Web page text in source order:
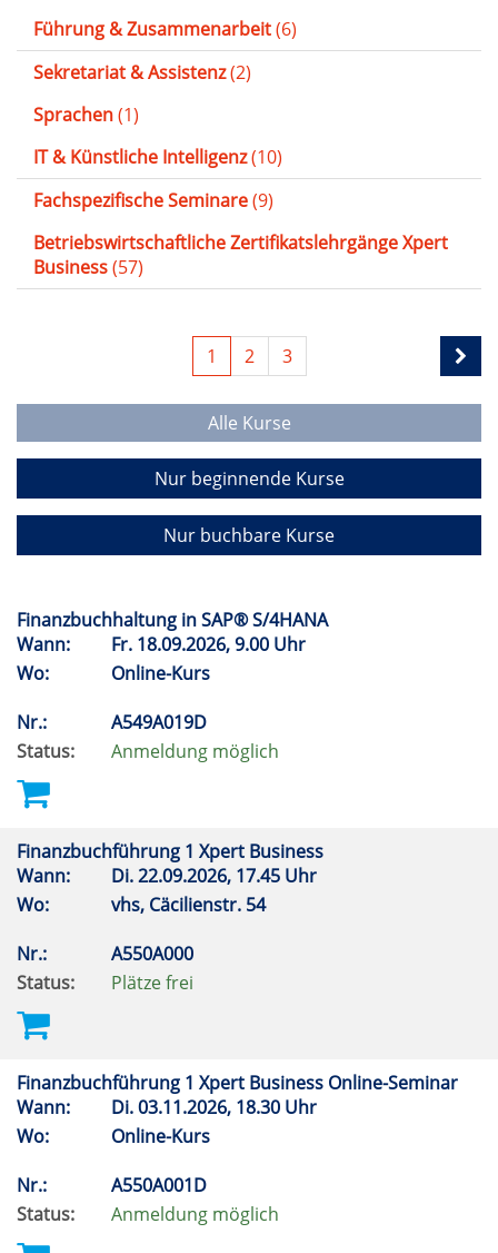
Führung & Zusammenarbeit(6)
Sekretariat & Assistenz(2)
Sprachen(1)
IT & Künstliche Intelligenz(10)
Fachspezifische Seminare(9)
Betriebswirtschaftliche Zertifikatslehrgänge Xpert
Business(57)
1 2 3
Alle Kurse
Nur beginnende Kurse
Nur buchbare Kurse
Finanzbuchhaltung in SAP® S/4HANA
Wann:
Fr. 18.09.2026, 9.00 Uhr
Wo:
Online-Kurs
Nr.:
A549A019D
Status:
Anmeldung möglich
Finanzbuchführung 1 Xpert Business
Wann:
Di.22.09.2026, 17.45 Uhr
Wo:
vhs, Cäcilienstr. 54
Nr.:
A550A000
Status:
Plätze frei
Finanzbuchführung 1 Xpert Business Online-Seminar
Wann:
Di.03.11.2026, 18.30 Uhr
Wo:
Online-Kurs
Nr.:
A550A001D
Status:
Anmeldung möglich